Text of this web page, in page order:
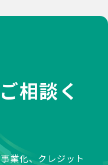
相談く
業化、クレジット